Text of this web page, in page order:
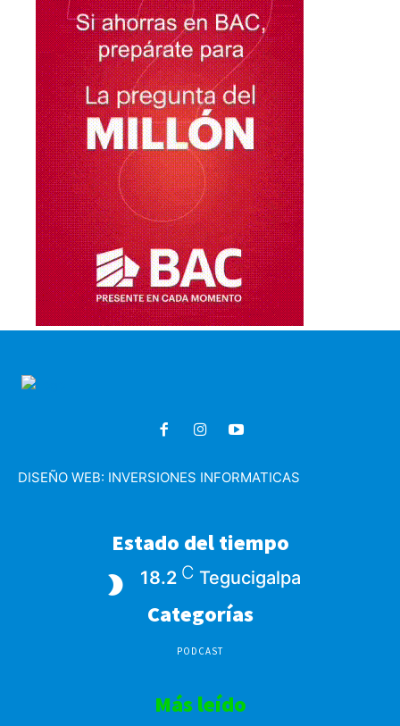
DISEÑO WEB: INVERSIONES INFORMATICAS
Estado del tiempo
18.2 C Tegucigalpa
Categorías
PODCAST
Más leído